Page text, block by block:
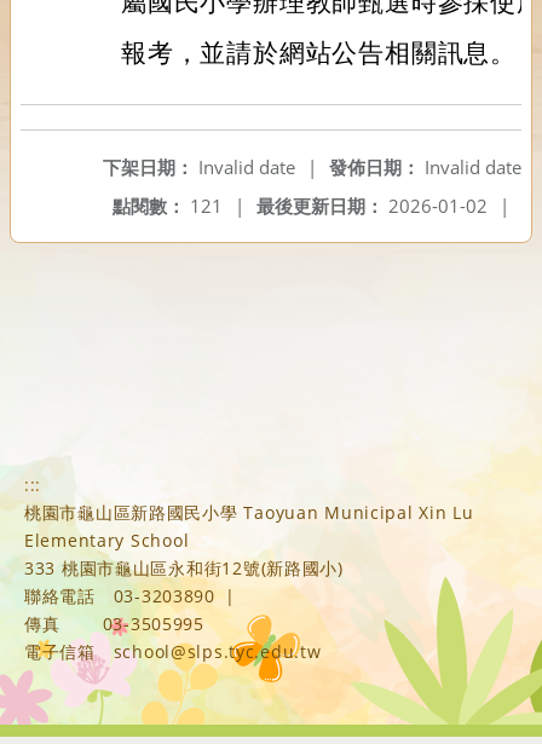
報考，並請於網站公告相關訊息。
發佈日期： Invalid date
下架日期： Invalid date
|
最後更新日期： 2026-01-02 |
點閱數： 121 |
:::
桃園市龜山區新路國民小學 Taoyuan Municipal Xin Lu
Elementary School
333 桃園市龜山區永和街12號(新路國小)
聯絡電話
03-3203890
|
傳真
03-3505995
電子信箱
school@slps.tyc.edu.tw